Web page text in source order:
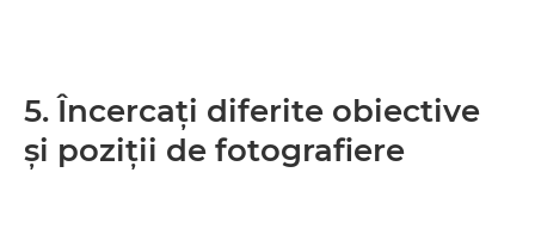
5. Încercaţi diferite obiective
şi poziţii de fotografiere